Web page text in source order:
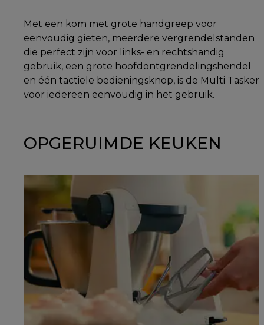
Met een kom met grote handgreep voor
eenvoudig gieten, meerdere vergrendelstanden
die perfect zijn voor links- en rechtshandig
gebruik, een grote hoofdontgrendelingshendel
en één tactiele bedieningsknop, is de Multi Tasker
voor iedereen eenvoudig in het gebruik.
OPGERUIMDE KEUKEN